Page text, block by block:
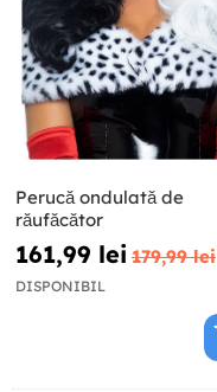
Perucă ondulată de
răufăcător
161,99 lei 179,99 lei
DISPONIBIL